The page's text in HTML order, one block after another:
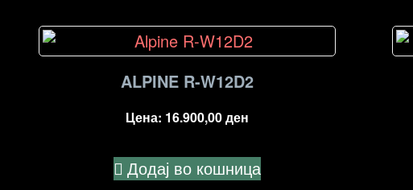
ALPINE R-W12D2
Цена: 16.900,00ден
Додај во кошница